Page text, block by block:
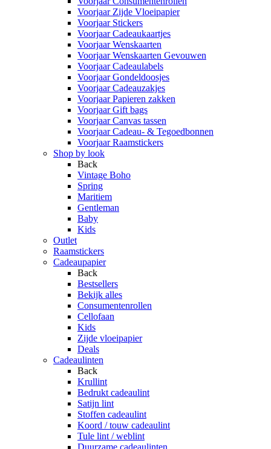
Voorjaar Zijde Vloeipapier
Voorjaar Stickers
Voorjaar Cadeaukaartjes
Voorjaar Wenskaarten
Voorjaar Wenskaarten Gevouwen
Voorjaar Cadeaulabels
Voorjaar Gondeldoosjes
Voorjaar Cadeauzakjes
Voorjaar Papieren zakken
Voorjaar Gift bags
Voorjaar Canvas tassen
Voorjaar Cadeau- & Tegoedbonnen
Voorjaar Raamstickers
Shop by look
Back
Vintage Boho
Spring
Maritiem
Gentleman
Baby
Kids
Outlet
Raamstickers
Cadeaupapier
Back
Bestsellers
Bekijk alles
Consumentenrollen
Cellofaan
Kids
Zijde vloeipapier
Deals
Cadeaulinten
Back
Krullint
Bedrukt cadeaulint
Satijn lint
Stoffen cadeaulint
Koord / touw cadeaulint
Tule lint / weblint
Duurzame cadeaulinten